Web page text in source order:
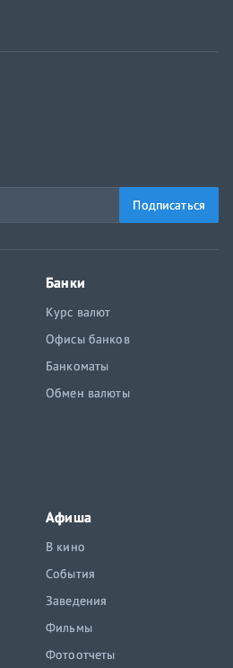
Подписаться
Банки
Курс валют
Офисы банков
Банкоматы
Обмен валюты
Афиша
В кино
События
Заведения
Фильмы
Фотоотчеты